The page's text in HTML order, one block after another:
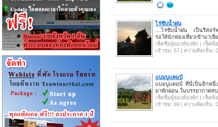
ไร่ซับน้ำฝน
....ไร่ซับน้ำฝน เป็นรีสอร์
รอให้นักท่องเที่ยวเข้ามาเ
เช็คชื่อผู้จองห้องพัก | เช็ค
เข้าชม: 57 | ความคิดเห็น: 0
แบมบูแคมป์
แบมบูแคมป์ ที่นี่เป็นอีกหนึ่
มาพักผ่อน ในบรรยากาศส
เช็คชื่อผู้จองห้องพัก | เช็ค
เข้าชม: 69 | ความคิดเห็น: 0